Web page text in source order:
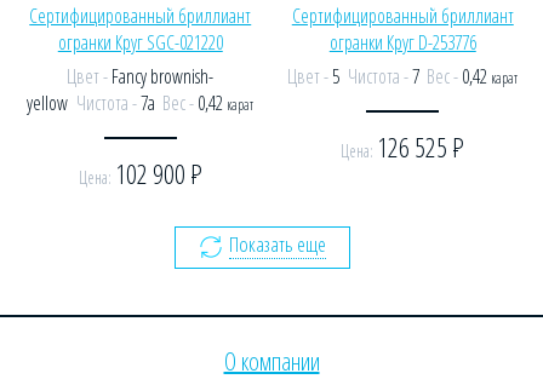
Сертифицированный бриллиант
огранки Круг SGC-021220
Цвет -Fancy brownish-
yellow Чистота -7a Вес -0,42 карат
Цена: 102 900 Р
Сертифицированный бриллиант
огранки Круг D-253776
Цвет -5 Чистота -7 Вес -0,42 карат
Цена: 126 525 Р
Показать еще
О компании